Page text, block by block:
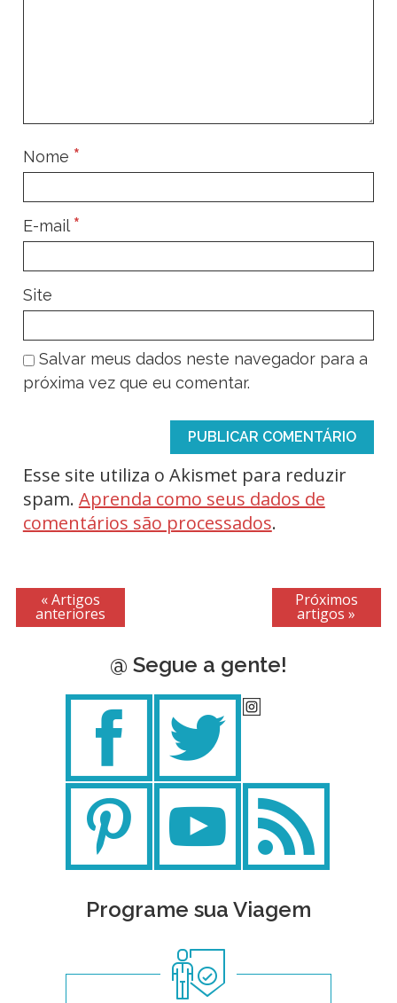
Nome *
E-mail*
Site
Salvar meus dados neste navegador para a
próxima vez que eu comentar.
Esse site utiliza o Akismet para reduzir
spam. Aprenda como seus dados de
comentários são processados.
« Artigos
anteriores
Próximos
artigos »
@ Segue a gente!
Programe sua Viagem